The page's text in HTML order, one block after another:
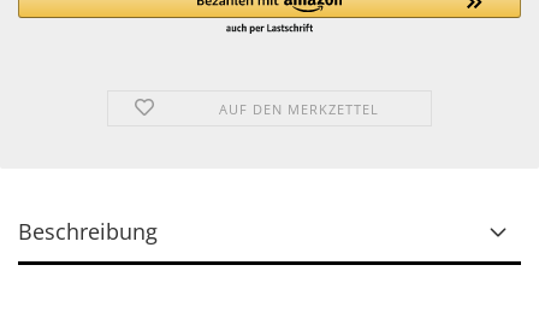
AUF DEN MERKZETTEL
Beschreibung